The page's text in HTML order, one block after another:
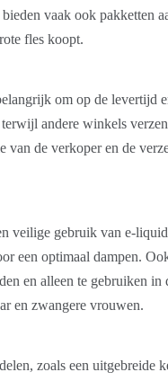
vaak ook pakketten
fles koopt.
om op de levertijd
andere winkels
de verkoper en de
veilige gebruik van e-
een optimaal dampen.
en alleen te gebruiken in
en zwangere vrouwen.
zoals een uitgebreide